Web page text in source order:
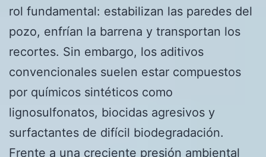
rol fundamental: estabilizan las paredes del
pozo, enfrían la barrena y transportan los
recortes. Sin embargo, los aditivos
convencionales suelen estar compuestos
por químicos sintéticos como
lignosulfonatos, biocidas agresivos y
surfactantes de difícil biodegradación.
Frente a una creciente presión ambiental